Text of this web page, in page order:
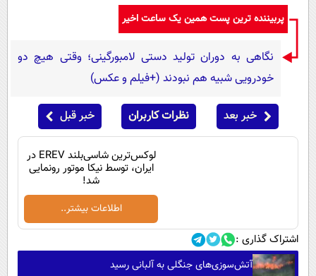
پربیننده ترین پست همین یک ساعت اخیر
نگاهی به دوران تولید دستی لامبورگینی؛ وقتی هیچ دو
خودرویی شبیه هم نبودند (+فیلم و عکس)
خبر بعد نظرات کاربران خبر قبل
لوکس‌ترین شاسی‌بلند EREV در
ایران، توسط نیکا موتور رونمایی
شد!
اطلاعات بیشتر..
اشتراک گذاری :
آتش‌سوزی‌های جنگلی به آلبانی رسید